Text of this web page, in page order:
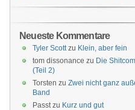
Neueste Kommentare
Tyler Scottzu Klein, aber fein
tom dissonance zu Die
(Teil 2)
Torsten zu Zwei nicht ganz
Band
Passtzu Kurz und gut